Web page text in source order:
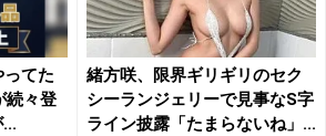
ってた
続々登
緒方咲、限界ギリギリのセク
シーランジェリーで見事なS字
ライン披露「たまらないね」...